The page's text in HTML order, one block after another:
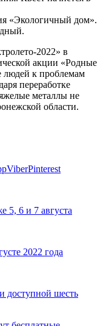
«Экологичный дом».
2022» в
акции «Родные
людей к проблемам
переработке
металлы не
области.
ViberPinterest
5, 6 и 7 августа
2022 года
доступной шесть